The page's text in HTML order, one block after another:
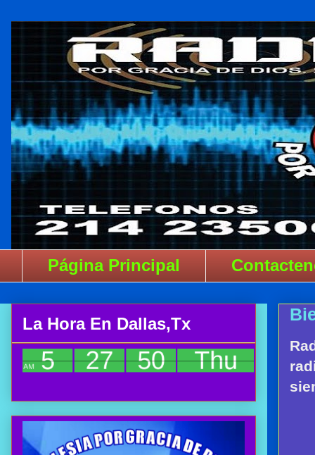
Página Principal
La Hora En Dallas,Tx